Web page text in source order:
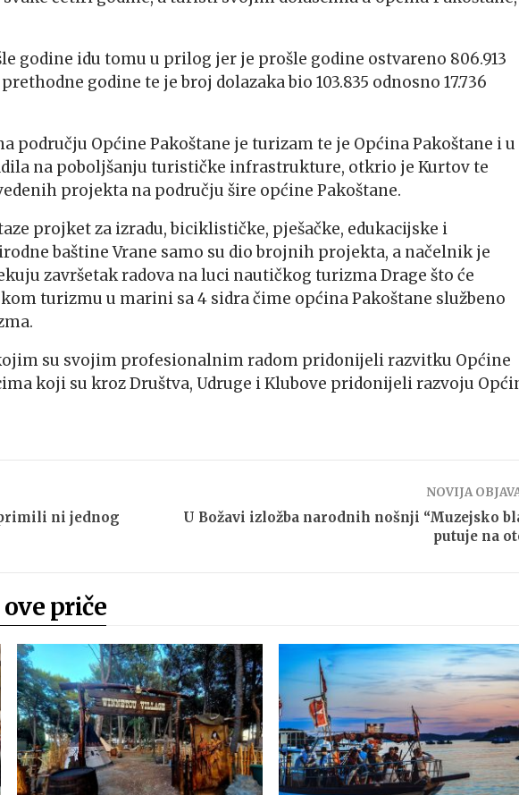
godine idu tomu u prilog jer je prošle godine ostvareno 806.913
godine te je broj dolazaka bio 103.835 odnosno 17.736
području Općine Pakoštane je turizam te je Općina Pakoštane i u
na poboljšanju turističke infrastrukture, otkrio je Kurtov te
projekta na području šire općine Pakoštane.
projket za izradu, biciklističke, pješačke, edukacijske i
baštine Vrane samo su dio brojnih projekta, a načelnik je
završetak radova na luci nautičkog turizma Drage što će
turizmu u marini sa 4 sidra čime općina Pakoštane službeno
su svojim profesionalnim radom pridonijeli razvitku Općine
koji su kroz Društva, Udruge i Klubove pridonijeli razvoju
primili ni jednog
NOVIJA
U Božavi izložba narodnih nošnji “Muzejsko
putuje na
priče